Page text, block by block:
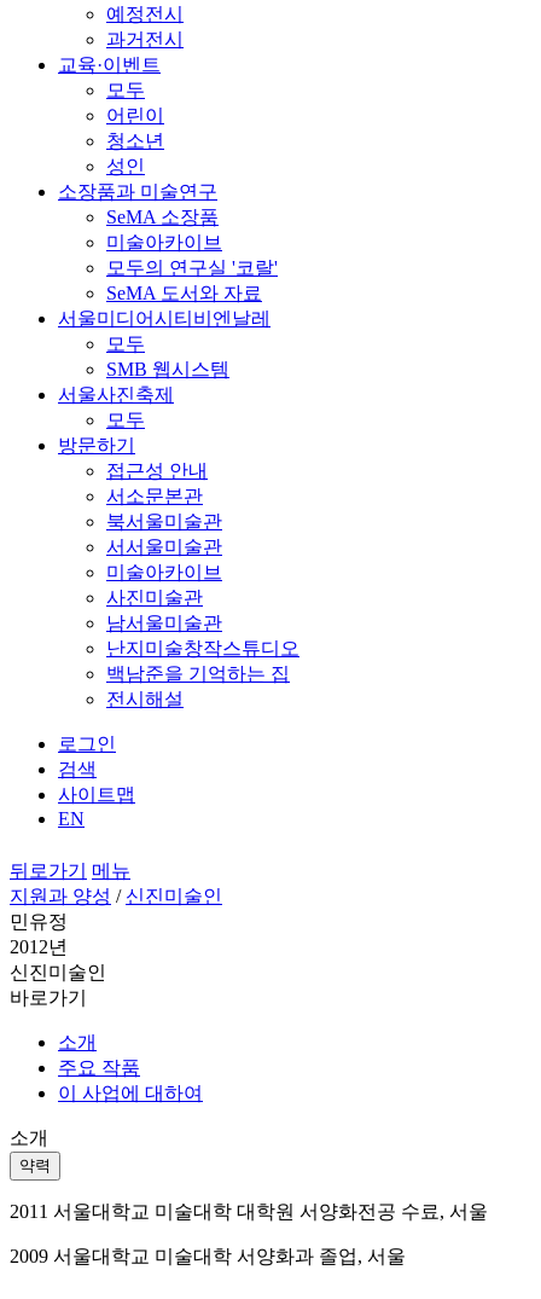
예정전시
과거전시
교육·이벤트
모두
어린이
청소년
성인
소장품과 미술연구
SeMA 소장품
미술아카이브
모두의 연구실 '코랄'
SeMA 도서와 자료
서울미디어시티비엔날레
모두
SMB 웹시스템
서울사진축제
모두
방문하기
접근성 안내
서소문본관
북서울미술관
서서울미술관
미술아카이브
사진미술관
남서울미술관
난지미술창작스튜디오
백남준을 기억하는 집
전시해설
로그인
검색
사이트맵
EN
뒤로가기
메뉴
지원과 양성 / 신진미술인
민유정
2012년
신진미술인
바로가기
소개
주요 작품
이 사업에 대하여
소개
약력
2011 서울대학교 미술대학 대학원 서양화전공 수료, 서울
2009 서울대학교 미술대학 서양화과 졸업, 서울